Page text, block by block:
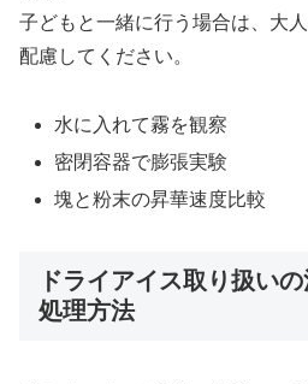
子どもと一緒に行う場合は、大
配慮してください。
水に入れて霧を観察
密閉容器で膨張実験
塊と粉末の昇華速度比較
ドライアイス取り扱い
処理方法